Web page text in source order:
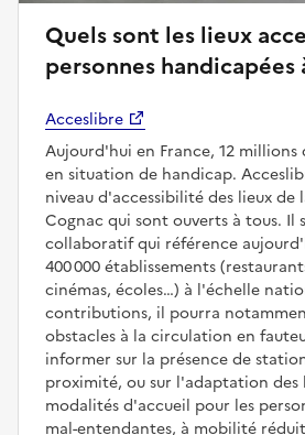
Quels sont les lieux
personnes handicapées
Acceslibre
Aujourd'hui en France, 12 millions
en situation de handicap.
niveau d'accessibilité des lieux de
Cognac qui sont ouverts à tous. Il
collaboratif qui référence
400 000 établissements
cinémas, écoles…) à l'échelle
contributions, il pourra
obstacles à la circulation en
informer sur la présence de
proximité, ou sur l'adaptation des
modalités d'accueil pour les
mal-entendantes, à mobilité